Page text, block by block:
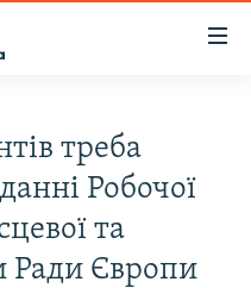
треба
Робочої
та
Ради Європи